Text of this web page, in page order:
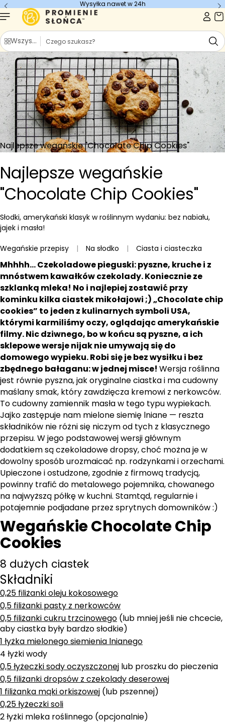
treści
Wysyłka nawet w 24h
Wszystkie kategorie
S
z
u
k
a
j
Najlepsze wegańskie "Chocolate Chip Cookies"
Najlepsze wegańskie
"Chocolate Chip Cookies"
Słodki, amerykański klasyk w roślinnym wydaniu: bez nabiału,
jajek i masła!
Wegańskie przepisy | Na słodko | Ciasta i ciasteczka
Mhhhh… Czekoladowe pieguski: pyszne, kruche i z
mnóstwem kawałków czekolady. Koniecznie ze
szklanką mleka! No i najlepiej zostawić przy
kominku kilka ciastek mikołajowi ;) „Chocolate chip
cookies” to jeden z kulinarnych symboli USA,
którymi karmiliśmy oczy, oglądając amerykańskie
filmy. Nic dziwnego, bo w końcu są pyszne, a ich
sklepowe wersje nijak nie umywają się do
domowego wypieku. Robi się je bez wysiłku i bez
zbędnego bałaganu: w jednej misce! Wersja roślinna
jest równie pyszna, jak oryginalne ciastka i ma cudowny
maślany smak, który zawdzięcza kremowi z nerkowców.
To cudowny zamiennik masła w tego typu wypiekach.
Jajko zastępuje nam mielone siemię lniane — reszta
składników nie różni się niczym od tych z klasycznego
przepisu. W jego podstawowej wersji głównym
dodatkiem są czekoladowe dropsy, choć można je w
dowolny sposób urozmaicać np. rodzynkami i orzechami.
Upieczone i ostudzone, zgodnie z firmową tradycją,
powinny trafić do metalowego pojemnika, chowanego
na najwyższą półkę w kuchni. Stamtąd, regularnie i
potajemnie podjadane przez sprytnych domowników :)
Wegańskie Chocolate Chip
Cookies
8 dużych ciastek
Składniki
0,25 filiżanki oleju kokosowego
0,5 filiżanki pasty z nerkowców
0,5 filiżanki cukru trzcinowego (lub mniej jeśli nie chcecie,
aby ciastka były bardzo słodkie)
1 łyżka mielonego siemienia lnianego
4 łyżki wody
0,5 łyżeczki sody oczyszczonej lub proszku do pieczenia
0,5 filiżanki dropsów z czekolady deserowej
1 filiżanka mąki orkiszowej (lub pszennej)
0,25 łyżeczki soli
2 łyżki mleka roślinnego (opcjonalnie)